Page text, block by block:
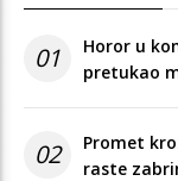
01
Horor u
pretukao
02
Promet
raste